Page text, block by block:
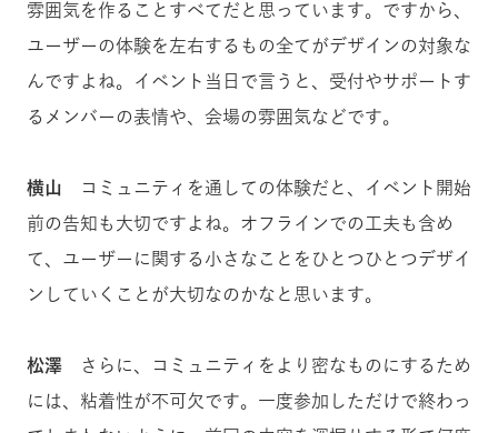
雰囲気を作ることすべてだと思っています。ですから、
ユーザーの体験を左右するもの全てがデザインの対象な
んですよね。イベント当日で言うと、受付やサポートす
るメンバーの表情や、会場の雰囲気などです。
横山 コミュニティを通しての体験だと、イベント開始
前の告知も大切ですよね。オフラインでの工夫も含め
て、ユーザーに関する小さなことをひとつひとつデザイ
ンしていくことが大切なのかなと思います。
松澤 さらに、コミュニティをより密なものにするため
には、粘着性が不可欠です。一度参加しただけで終わっ